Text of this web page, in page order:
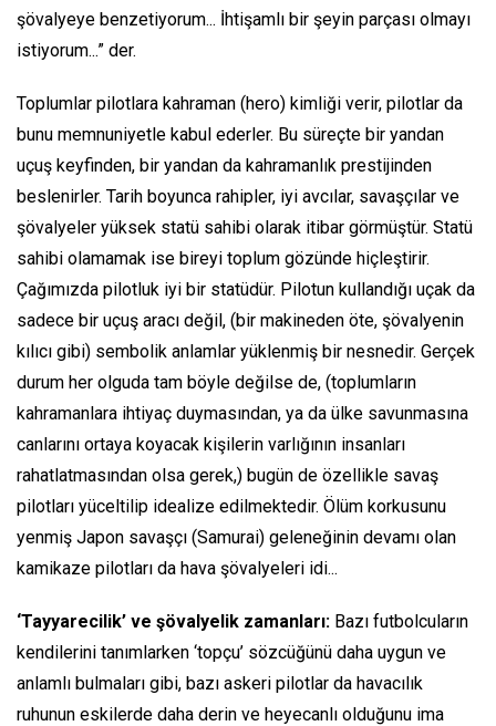
şövalyeye benzetiyorum... İhtişamlı bir şeyin parçası olmayı
istiyorum...” der.
Toplumlar pilotlara kahraman (hero) kimliği verir, pilotlar da
bunu memnuniyetle kabul ederler. Bu süreçte bir yandan
uçuş keyfinden, bir yandan da kahramanlık prestijinden
beslenirler. Tarih boyunca rahipler, iyi avcılar, savaşçılar ve
şövalyeler yüksek statü sahibi olarak itibar görmüştür. Statü
sahibi olamamak ise bireyi toplum gözünde hiçleştirir.
Çağımızda pilotluk iyi bir statüdür. Pilotun kullandığı uçak da
sadece bir uçuş aracı değil, (bir makineden öte, şövalyenin
kılıcı gibi) sembolik anlamlar yüklenmiş bir nesnedir. Gerçek
durum her olguda tam böyle değilse de, (toplumların
kahramanlara ihtiyaç duymasından, ya da ülke savunmasına
canlarını ortaya koyacak kişilerin varlığının insanları
rahatlatmasından olsa gerek,) bugün de özellikle savaş
pilotları yüceltilip idealize edilmektedir. Ölüm korkusunu
yenmiş Japon savaşçı (Samurai) geleneğinin devamı olan
kamikaze pilotları da hava şövalyeleri idi...
‘Tayyarecilik’ ve şövalyelik zamanları: Bazı futbolcuların
kendilerini tanımlarken ‘topçu’ sözcüğünü daha uygun ve
anlamlı bulmaları gibi, bazı askeri pilotlar da havacılık
ruhunun eskilerde daha derin ve heyecanlı olduğunu ima